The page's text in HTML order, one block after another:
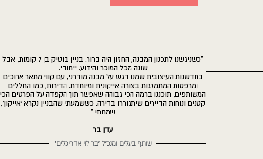
"כשניגשנו לתכנון המבנה, החזון היה ברור. בניין בוטיק בן 7 קומות, אבל
שונה מכל המוכר והידוע. ייחודי.
בחדשנות העיצובית שמנו דגש על מבנה מודרני, עם קווי מתאר ארוכים
ומרפסות המתמזגות בצורה אייקונית ומיוחדת. הדירות, כמו החללים
המשותפים, תוכננו ברמה הכי גבוהה שאפשר תוך הקפדה על הפרטים הכי
קטנים ונוחות הדיירים שיתגוררו בדירה. כששמעתי שהבניין נקרא 'אייקון',
שמחתי."
עדן בר
שותף בעלים ומנכ"ל "בר לוי אדריכלים"